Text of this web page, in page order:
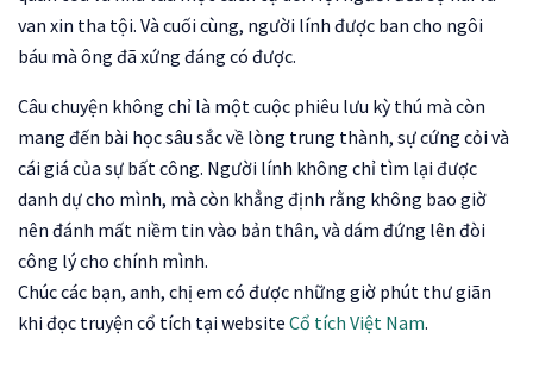
van xin tha tội. Và cuối cùng, người lính được ban cho ngôi
báu mà ông đã xứng đáng có được.
Câu chuyện không chỉ là một cuộc phiêu lưu kỳ thú mà còn
mang đến bài học sâu sắc về lòng trung thành, sự cứng cỏi và
cái giá của sự bất công. Người lính không chỉ tìm lại được
danh dự cho mình, mà còn khẳng định rằng không bao giờ
nên đánh mất niềm tin vào bản thân, và dám đứng lên đòi
công lý cho chính mình.
Chúc các bạn, anh, chị em có được những giờ phút thư giãn
khi đọc truyện cổ tích tại website Cổ tích Việt Nam.